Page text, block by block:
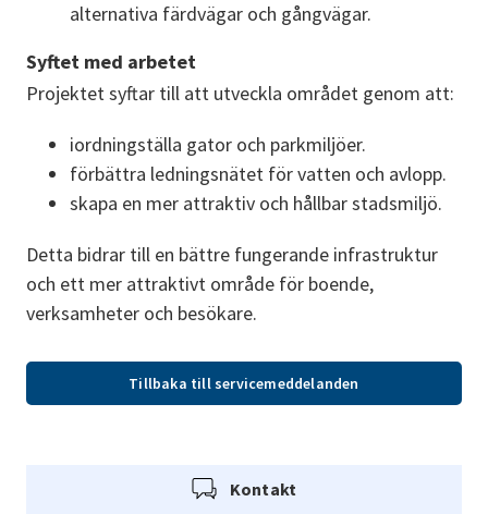
alternativa färdvägar och gångvägar.
Syftet med arbetet
Projektet syftar till att utveckla området genom att:
iordningställa gator och parkmiljöer.
förbättra ledningsnätet för vatten och avlopp.
skapa en mer attraktiv och hållbar stadsmiljö.
Detta bidrar till en bättre fungerande infrastruktur
och ett mer attraktivt område för boende,
verksamheter och besökare.
Tillbaka till servicemeddelanden
Kontakt